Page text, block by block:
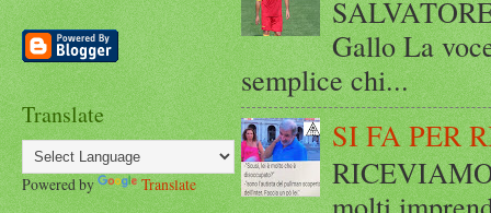
Gallo La
semplice chi...
SI FA PER
Translate
Powered by Translate